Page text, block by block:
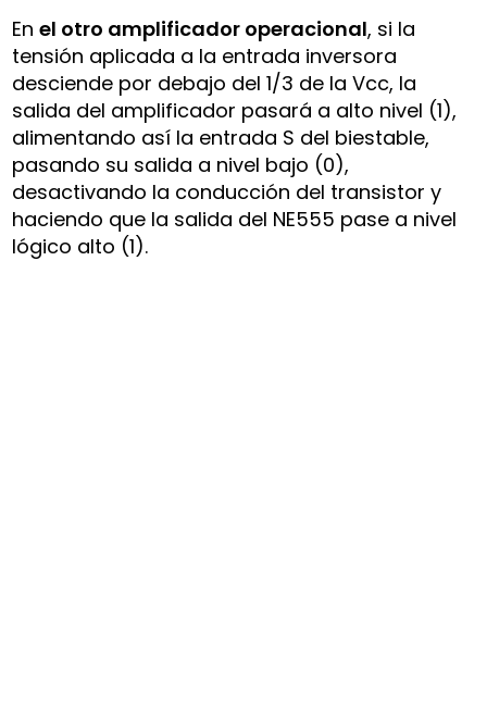
Enel otro amplificador operacional, si la
tensión aplicada a la entrada inversora
desciende por debajo del 1/3 de la Vcc, la
salida del amplificador pasará a alto nivel (1),
alimentando así la entrada S del biestable,
pasando su salida a nivel bajo (0),
desactivando la conducción del transistor y
haciendo que la salida del NE555 pase a nivel
lógico alto (1).